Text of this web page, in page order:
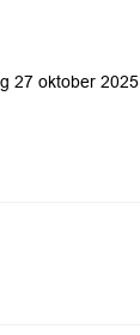
27 oktober 2025